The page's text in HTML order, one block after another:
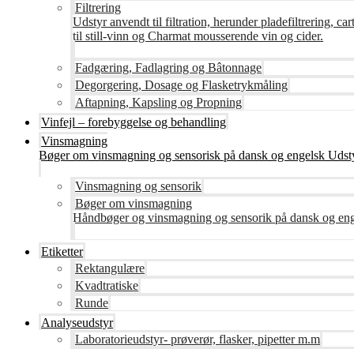
Filtrering
Udstyr anvendt til filtration, herunder pladefiltrering,
til still-vinn og Charmat mousserende vin og cider.
Fadgæring, Fadlagring og Bâtonnage
Degorgering, Dosage og Flasketrykmåling
Aftapning, Kapsling og Propning
Vinfejl – forebyggelse og behandling
Vinsmagning
Bøger om vinsmagning og sensorisk på dansk og engelsk
Vinsmagning og sensorik
Bøger om vinsmagning
Håndbøger og vinsmagning og sensorik på dansk og
Etiketter
Rektangulære
Kvadtratiske
Runde
Analyseudstyr
Laboratorieudstyr- prøverør, flasker, pipetter m.m